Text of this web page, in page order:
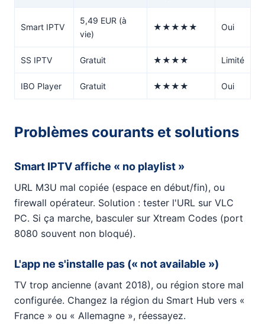
Smart IPTV
5,49 EUR (à
vie)
★★★★★ Oui
SS IPTV Gratuit ★★★★ Limité
IBO Player Gratuit ★★★★ Oui
Problèmes courants et solutions
Smart IPTV affiche « no playlist »
URL M3U mal copiée (espace en début/fin), ou
firewall opérateur. Solution : tester l'URL sur VLC
PC. Si ça marche, basculer sur Xtream Codes (port
8080 souvent non bloqué).
L'app ne s'installe pas (« not available »)
TV trop ancienne (avant 2018), ou région store mal
configurée. Changez la région du Smart Hub vers «
France » ou « Allemagne », réessayez.